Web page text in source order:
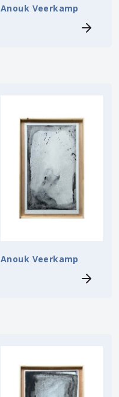
Anouk Veerkamp
Anouk Veerkamp